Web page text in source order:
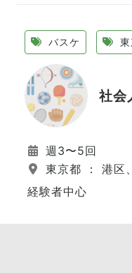
バスケ
社会
週3〜5回
東京都 ： 港区
経験者中心